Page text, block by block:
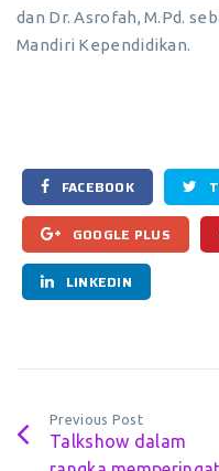
dan Dr. Asrofah, M.Pd.
Mandiri Kependidikan.
FACEBOOK
GOOGLE PLUS
LINKEDIN
Previous Post
Talkshow dalam